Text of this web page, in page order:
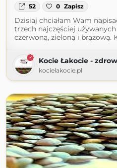
52 0 Zapisz
Dzisiaj chciałam Wam
trzech najczęściej
czerwoną, zieloną i brązową.
Kocie Łakocie -
kocielakocie.pl